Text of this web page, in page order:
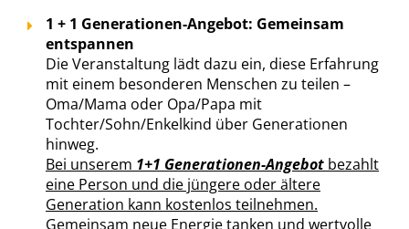
1 + 1 Generationen-Angebot: Gemeinsam
entspannen
Die Veranstaltung lädt dazu ein, diese Erfahrung
mit einem besonderen Menschen zu teilen –
Oma/Mama oder Opa/Papa mit
Tochter/Sohn/Enkelkind über Generationen
hinweg.
Bei unserem 1+1 Generationen-Angebot bezahlt
eine Person und die jüngere oder ältere
Generation kann kostenlos teilnehmen.
Gemeinsam neue Energie tanken und wertvolle